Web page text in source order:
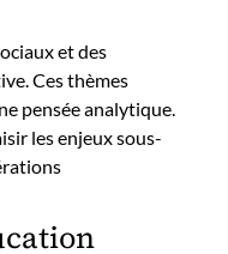
et des
Ces thèmes
pensée analytique.
les enjeux sous-